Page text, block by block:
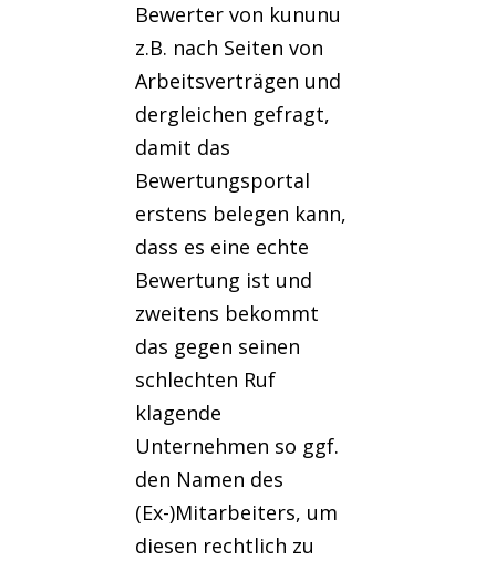
Bewerter von kununu
z.B. nach Seiten von
Arbeitsverträgen und
dergleichen gefragt,
damit das
Bewertungsportal
erstens belegen kann,
dass es eine echte
Bewertung ist und
zweitens bekommt
das gegen seinen
schlechten Ruf
klagende
Unternehmen so ggf.
den Namen des
(Ex-)Mitarbeiters, um
diesen rechtlich zu